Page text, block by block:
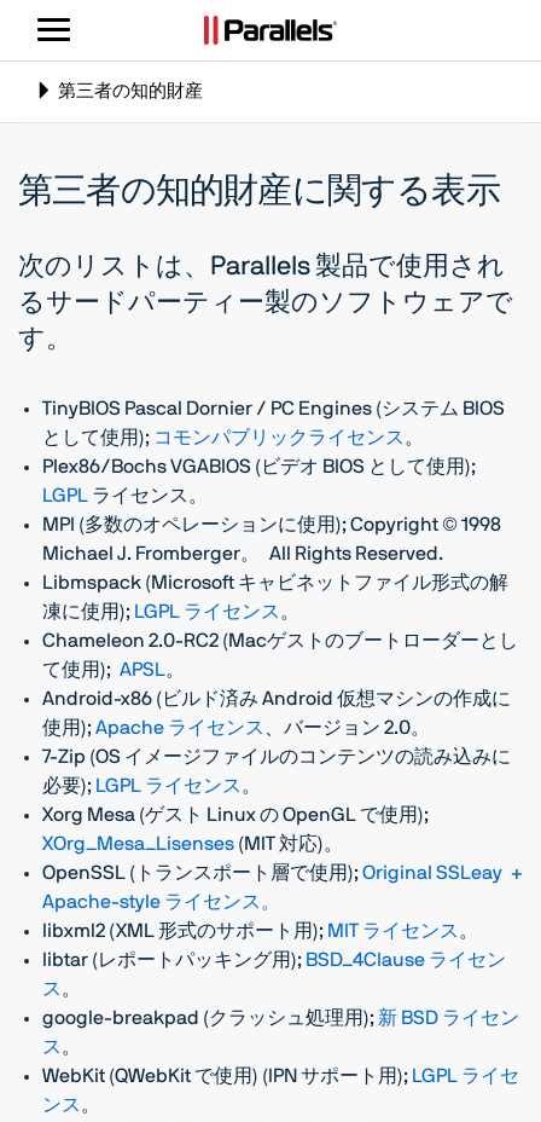
ナ
ゲ
ン
切
替
え
Toggle
第三者の知的財産
第三者の知的財産に関する表示
次のリストは、Parallels 製品で使用され
るサードパーティー製のソフトウェアで
す。
TinyBIOS Pascal Dornier / PC Engines (システム BIOS
として使用); コモンパブリックライセンス 。
Plex86/Bochs VGABIOS (ビデオ BIOS として使用);
LGPL ライセンス。
MPI (多数のオペレーションに使用); Copyright © 1998
Michael J. Fromberger。 All Rights Reserved.
Libmspack (Microsoft キャビネットファイル形式の解
凍に使用); LGPL ライセンス 。
Chameleon 2.0-RC2 (Macゲストのブートローダーとし
て使用); APSL。
Android-x86 (ビルド済み Android 仮想マシンの作成に
使用);Apache ライセンス
、バージョン 2.0。
7-Zip (OS イメージファイルのコンテンツの読み込みに
必要); LGPL ライセンス 。
Xorg Mesa (ゲスト Linux の OpenGL で使用);
XOrg_Mesa_Lisenses (MIT 対応)。
OpenSSL (トランスポート層で使用);Original SSLeay +
Apache-style ライセンス。
libxml2 (XML 形式のサポート用); MIT ライセンス 。
libtar (レポートパッキング用); BSD_4Clause ライセン
ス 。
google-breakpad (クラッシュ処理用); 新 BSD ライセン
ス 。
WebKit (QWebKit で使用) (IPN サポート用); LGPL ライセ
ンス 。